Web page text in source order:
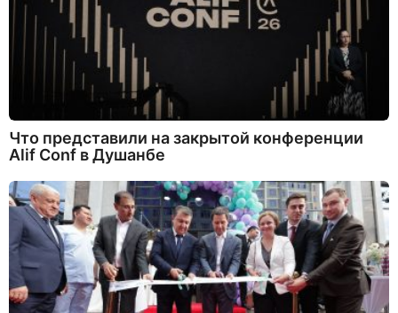
Что представили на закрытой конференции
Alif Conf в Душанбе